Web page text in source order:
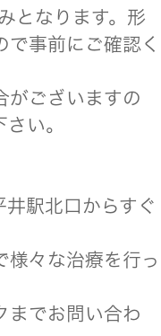
となります。形
事前にご確認く
がございますの
い。
駅北口からすぐ
様々な治療を行っ
までお問い合わ